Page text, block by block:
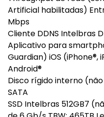
Artificial habilitadas)
Mbps
Cliente DDNS Intelbras
Aplicativo para
Guardian) iOS (iPhone®,
Android®
Disco rígido interno
SATA
SSD Intelbras 512GB7